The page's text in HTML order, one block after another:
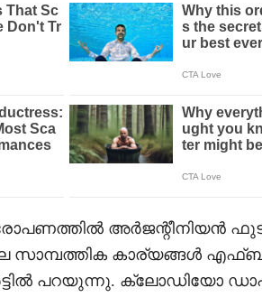
അർജന്റീനിയൻ
സാമ്പത്തിക കാര്യങ്ങൾ
പറയുന്നു. ക്ലോഡിയോ